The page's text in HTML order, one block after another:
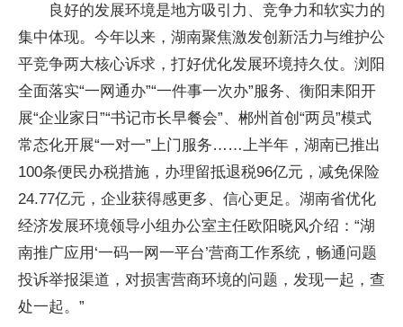
良好的发展环境是地方吸引力、竞争力和软实力的
集中体现。今年以来，湖南聚焦激发创新活力与维护公
平竞争两大核心诉求，打好优化发展环境持久仗。浏阳
全面落实“一网通办”“一件事一次办”服务、衡阳耒阳开
展“企业家日”“书记市长早餐会”、郴州首创“两员”模式
常态化开展“一对一”上门服务……上半年，湖南已推出
100条便民办税措施，办理留抵退税96亿元，减免保险
24.77亿元，企业获得感更多、信心更足。湖南省优化
经济发展环境领导小组办公室主任欧阳晓风介绍：“湖
南推广应用‘一码一网一平台’营商工作系统，畅通问题
投诉举报渠道，对损害营商环境的问题，发现一起，查
处一起。”